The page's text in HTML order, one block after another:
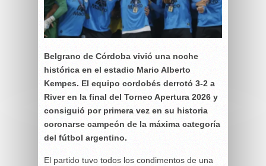
Belgrano de Córdoba vivió una noche
histórica en el estadio Mario Alberto
Kempes. El equipo cordobés derrotó 3-2 a
River en la final del Torneo Apertura 2026 y
consiguió por primera vez en su historia
coronarse campeón de la máxima categoría
del fútbol argentino.
El partido tuvo todos los condimentos de una